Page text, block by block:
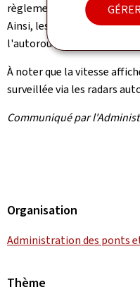
règlementation relative
Ainsi, les poids lourds en
l'autoroute A7.
À noter que la vitesse
surveillée via les radars
Communiqué par
Organisation
Administration des ponts
Thème